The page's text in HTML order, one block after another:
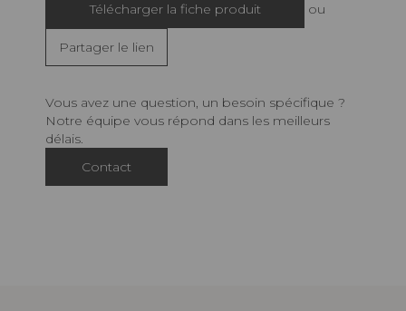
Télécharger la fiche produit ou
Partager le lien
Vous avez une question, un besoin spécifique ?
Notre équipe vous répond dans les meilleurs
délais.
Contact